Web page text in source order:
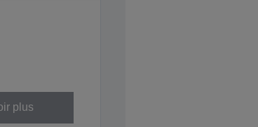
plus